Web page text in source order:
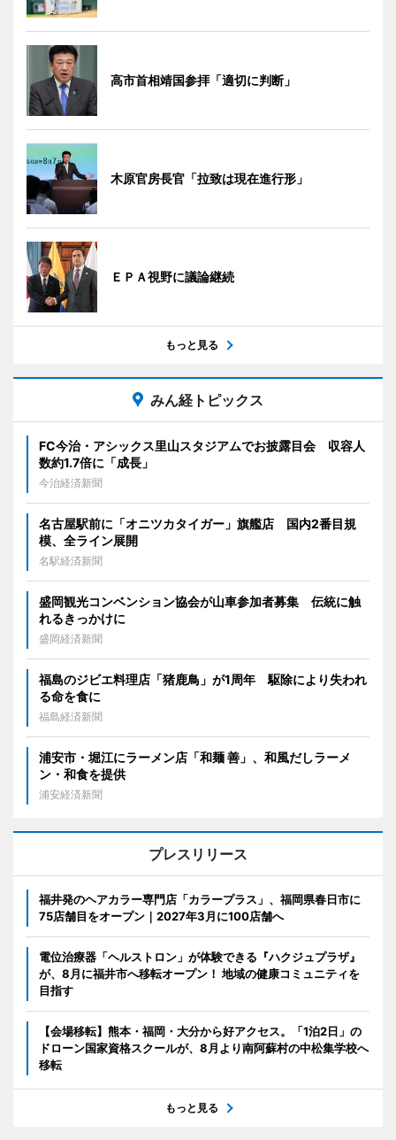
高市首相靖国参拝「適切に判断」
木原官房長官「拉致は現在進行形」
ＥＰＡ視野に議論継続
もっと見る
みん経トピックス
FC今治・アシックス里山スタジアムでお披露目会 収容人
数約1.7倍に「成長」
今治経済新聞
名古屋駅前に「オニツカタイガー」旗艦店 国内2番目規
模、全ライン展開
名駅経済新聞
盛岡観光コンベンション協会が山車参加者募集 伝統に触
れるきっかけに
盛岡経済新聞
福島のジビエ料理店「猪鹿鳥」が1周年 駆除により失われ
る命を食に
福島経済新聞
浦安市・堀江にラーメン店「和麺 善」、和風だしラーメ
ン・和食を提供
浦安経済新聞
プレスリリース
福井発のヘアカラー専門店「カラープラス」、福岡県春日市に
75店舗目をオープン｜2027年3月に100店舗へ
電位治療器「ヘルストロン」が体験できる『ハクジュプラザ』
が、8月に福井市へ移転オープン！ 地域の健康コミュニティを
目指す
【会場移転】熊本・福岡・大分から好アクセス。「1泊2日」の
ドローン国家資格スクールが、8月より南阿蘇村の中松集学校へ
移転
もっと見る